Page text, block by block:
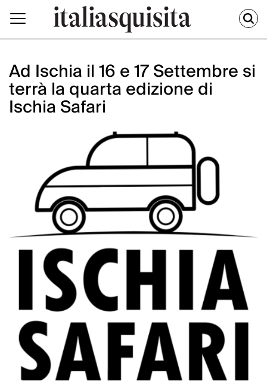
Ad Ischia il 16 e 17 Settembre si
terrà la quarta edizione di
Ischia Safari